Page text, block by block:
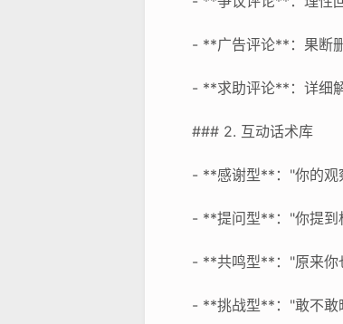
- **广告评论**：果断
- **求助评论**：详细
### 2. 互动话术库
- **感谢型**："你的观
- **提问型**："你提到
- **共鸣型**："原来你
- **挑战型**："敢不敢